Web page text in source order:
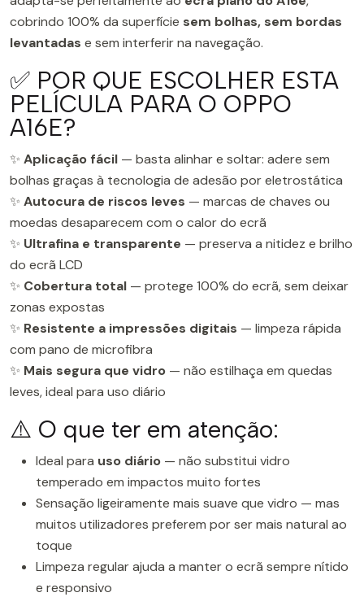
cobrindo 100% da superfície sem bolhas, sem bordas
levantadas e sem interferir na navegação.
✅ POR QUE ESCOLHER ESTA
PELÍCULA PARA O OPPO
A16E?
✨ Aplicação fácil — basta alinhar e soltar: adere sem
bolhas graças à tecnologia de adesão por eletrostática
✨ Autocura de riscos leves — marcas de chaves ou
moedas desaparecem com o calor do ecrã
✨ Ultrafina e transparente — preserva a nitidez e brilho
do ecrã LCD
✨ Cobertura total — protege 100% do ecrã, sem deixar
zonas expostas
✨ Resistente a impressões digitais — limpeza rápida
com pano de microfibra
✨ Mais segura que vidro — não estilhaça em quedas
leves, ideal para uso diário
⚠️ O que ter em atenção:
Ideal para uso diário — não substitui vidro
temperado em impactos muito fortes
Sensação ligeiramente mais suave que vidro — mas
muitos utilizadores preferem por ser mais natural ao
toque
Limpeza regular ajuda a manter o ecrã sempre nítido
e responsivo